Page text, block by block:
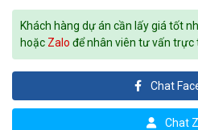
Khách hàng dự án cần lấy giá tốt
hoặc Zalo để nhân viên tư vấn trực
Chat
Chat